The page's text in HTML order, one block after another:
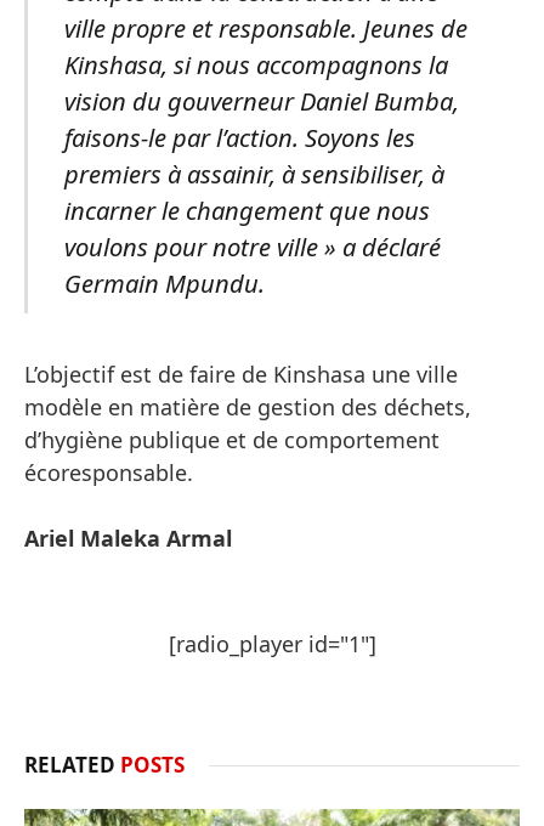
ville propre et responsable. Jeunes de
Kinshasa, si nous accompagnons la
vision du gouverneur Daniel Bumba,
faisons-le par l’action. Soyons les
premiers à assainir, à sensibiliser, à
incarner le changement que nous
voulons pour notre ville » a déclaré
Germain Mpundu.
L’objectif est de faire de Kinshasa une ville
modèle en matière de gestion des déchets,
d’hygiène publique et de comportement
écoresponsable.
Ariel Maleka Armal
[radio_player id="1"]
RELATED POSTS